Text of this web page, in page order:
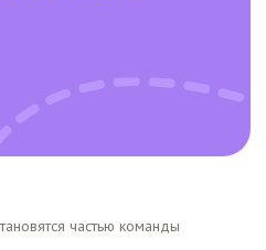
частью команды